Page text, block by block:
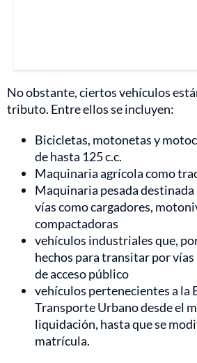
No obstante, ciertos vehículos
tributo. Entre ellos se incluyen:
Bicicletas, motonetas y
de hasta 125 c.c.
Maquinaria agrícola como
Maquinaria pesada
vías como cargadores,
compactadoras
vehículos industriales que,
hechos para transitar por
de acceso público
vehículos pertenecientes a la
Transporte Urbano desde el
liquidación, hasta que se
matrícula.